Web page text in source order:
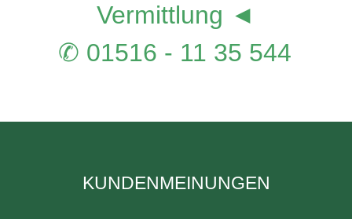
Vermittlung ◄
✆ 01516 - 11 35 544
KUNDENMEINUNGEN